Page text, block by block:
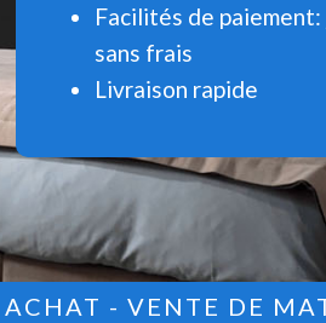
Facilités de
sans frais
Livraison rapide
ACHAT - VENTE DE